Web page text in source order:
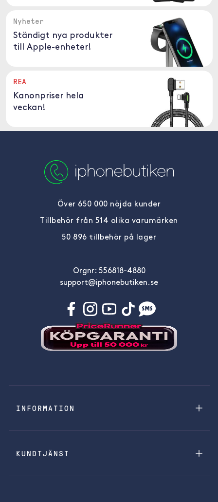
Nyheter
Ständigt nya produkter
till Apple-enheter!
REA
Kanonpriser hela
veckan!
Över 650 000 nöjda kunder
Tillbehör från 514 olika varumärken
50 896 tillbehör på lager
Orgnr: 556818-4880
support@iphonebutiken.se
INFORMATION
KUNDTJÄNST